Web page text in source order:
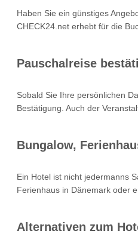
Haben Sie ein günstiges
CHECK24.net erhebt für die
Pauschalreise
Sobald Sie Ihre persönlichen
Bestätigung. Auch der
Bungalow,
Ein Hotel ist nicht jedermanns
Ferienhaus in Dänemark oder
Alternativen zum